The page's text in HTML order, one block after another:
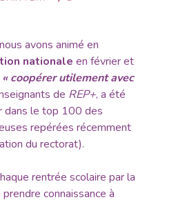
avons animé en
nationale en février et
« coopérer utilement avec
de REP+, a été
dans le top 100 des
repérées récemment
du rectorat).
rentrée scolaire par la
connaissance à